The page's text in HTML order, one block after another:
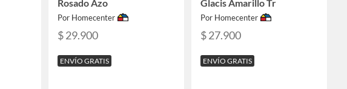
Rosado Azo
Por Homecenter
$ 29.900
ENVÍO GRATIS
Glacis Amarillo Tr
Por Homecenter
$ 27.900
ENVÍO GRATIS